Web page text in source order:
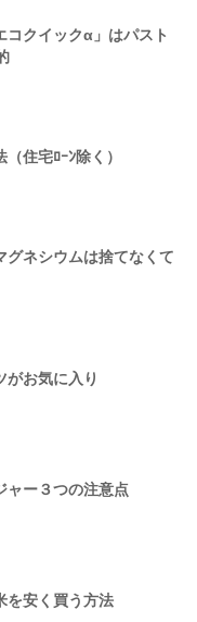
コクイックα」はパスト
住宅ﾛｰﾝ除く）
グネシウムは捨てなくて
がお気に入り
ャー３つの注意点
を安く買う方法